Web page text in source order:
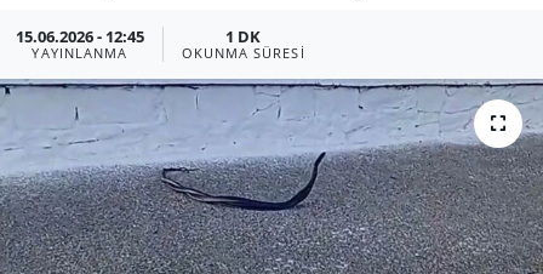
15.06.2026 - 12:45
YAYINLANMA
1 DK
OKUNMA SÜRESI
Muğla
Politika
Uşak